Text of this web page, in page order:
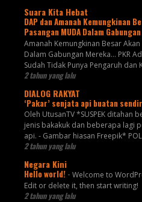
Suara Kita Hebat
DAP dan Amanah Kemungkinan
Pasangan MUDA Dalam
Amanah Kemungkinan Besar
Dalam Gabungan Mereka… PKR
Sudah Tidak Punya Pengaruh dan
2 tahun yang lalu
DIALOG RAKYAT
‘Pakar’ senjata api buatan
Oleh UtusanTV *SUSPEK ditahan
jenis bakakuk dan beberapa lagi
api. - Gambar hiasan Freepik*
2 tahun yang lalu
Negara Kini
Hello world! - Welcome to
Edit or delete it, then start writing!
2 tahun yang lalu